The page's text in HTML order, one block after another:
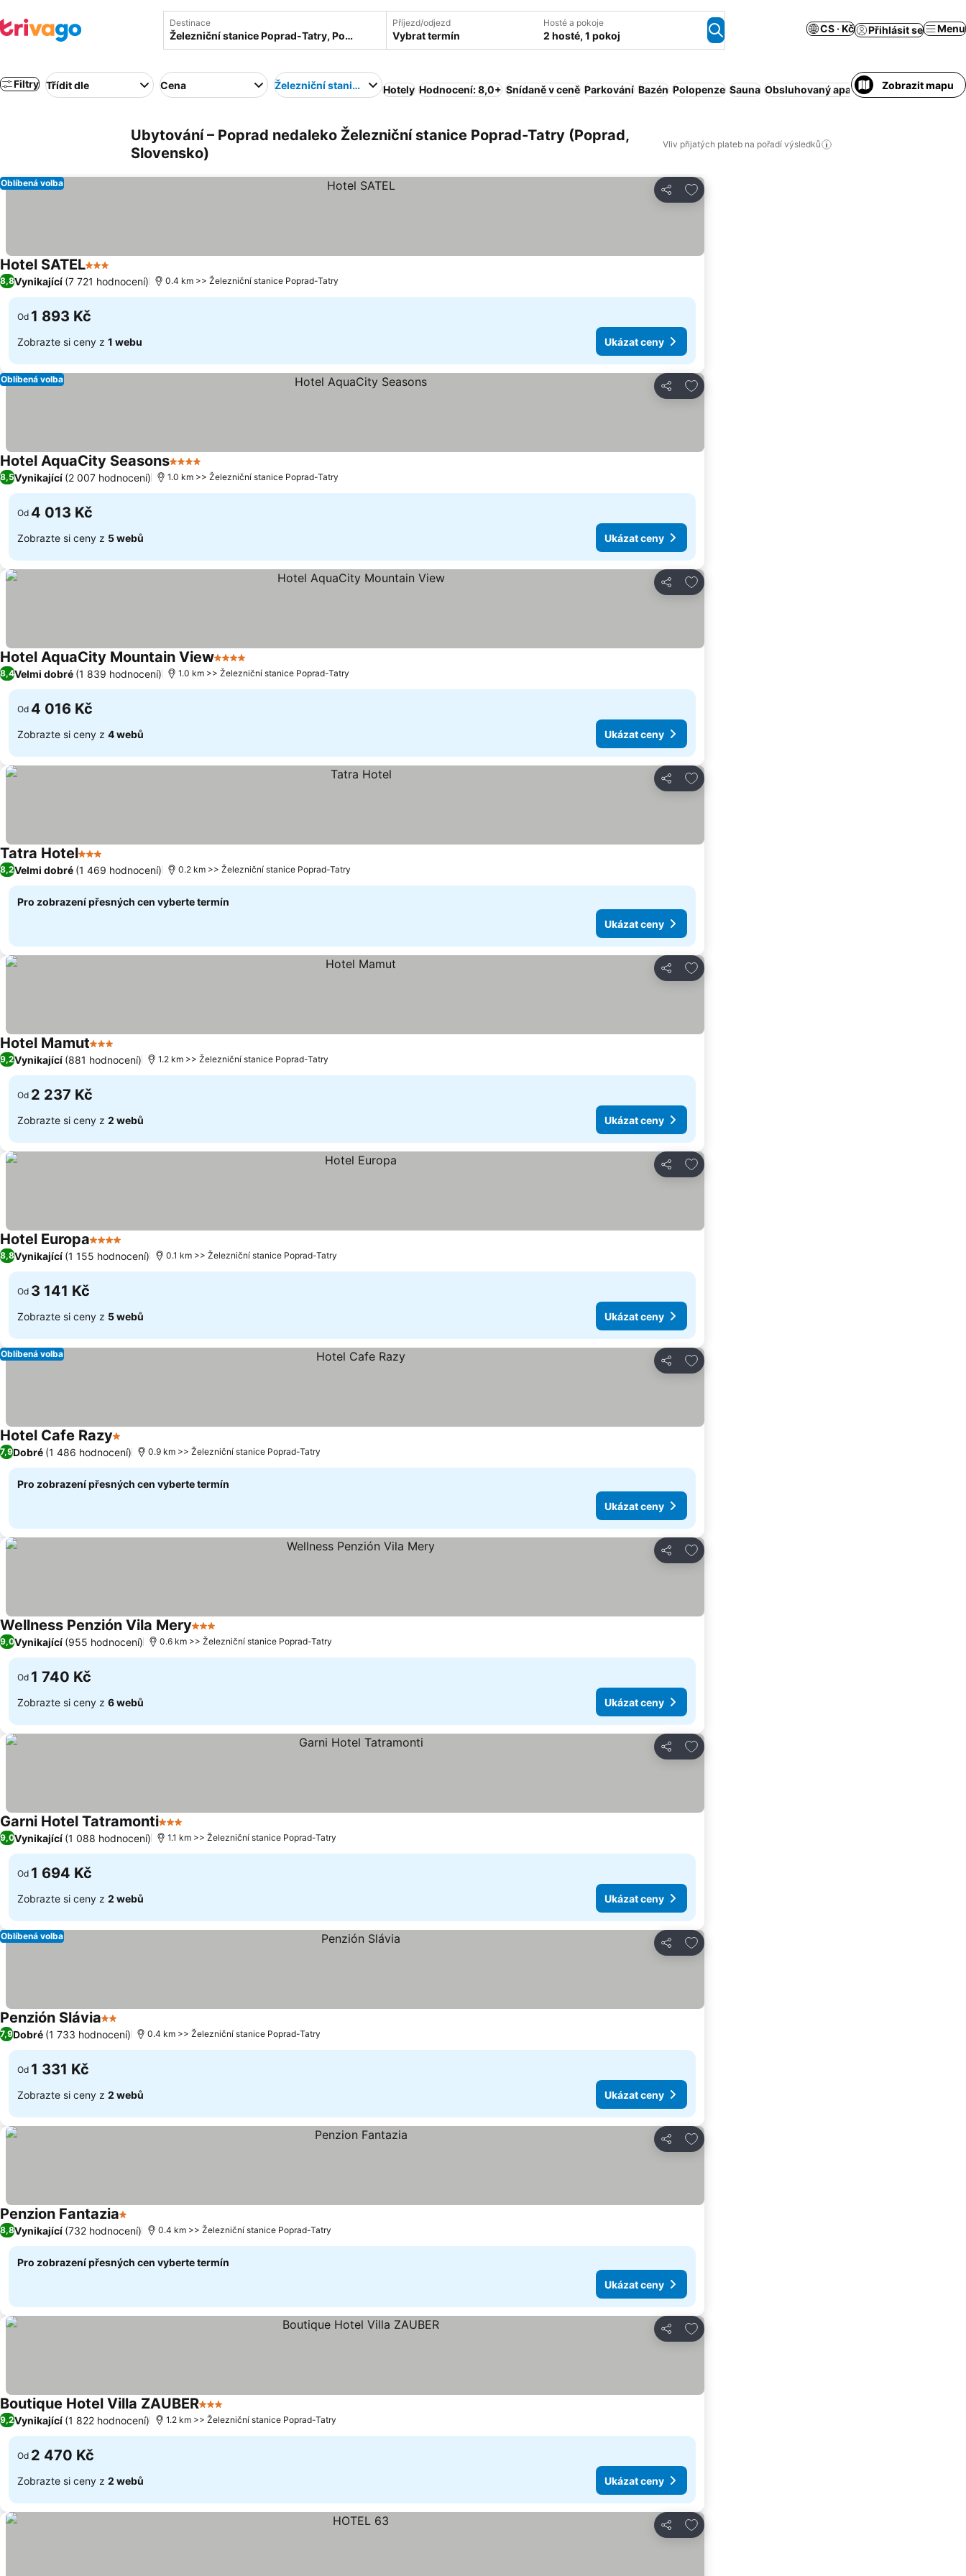
Destinace Příjezd/odjezd
Vybrat termín
Hosté a pokoje
2 hosté, 1 pokoj
CS · Kč Přihlásit se Menu
Filtry Třídit dle Cena Železniční stanice Poprad-Tatry
Hotely Hodnocení: 8,0+ Snídaně v ceně Parkování Bazén Polopenze Sauna Obsluhovaný apartmán Klimatizace
Zobrazit mapu
Ubytování – Poprad nedaleko Železniční stanice Poprad-Tatry (Poprad,
Slovensko)
Vliv přijatých plateb na pořadí výsledků
Sdílet
Přidat na seznam oblíbených hotelů
Oblíbená volba
Hotel SATEL3 Počet hvězdiček
8,8Vynikající (7 721 hodnocení) 0.4 km >> Železniční stanice Poprad-Tatry
Od 1 893 Kč
Zobrazte si ceny z 1 webu Ukázat ceny
Sdílet
Přidat na seznam oblíbených hotelů
Oblíbená volba
Hotel AquaCity Seasons4 Počet hvězdiček
8,5Vynikající (2 007 hodnocení) 1.0 km >> Železniční stanice Poprad-Tatry
Od 4 013 Kč
Zobrazte si ceny z 5 webů Ukázat ceny
Sdílet
Přidat na seznam oblíbených hotelů
Hotel AquaCity Mountain View4 Počet hvězdiček
8,4Velmi dobré (1 839 hodnocení) 1.0 km >> Železniční stanice Poprad-Tatry
Od 4 016 Kč
Zobrazte si ceny z 4 webů Ukázat ceny
Sdílet
Přidat na seznam oblíbených hotelů
Tatra Hotel3 Počet hvězdiček
8,2Velmi dobré (1 469 hodnocení) 0.2 km >> Železniční stanice Poprad-Tatry
Pro zobrazení přesných cen vyberte termín
Ukázat ceny
Sdílet
Přidat na seznam oblíbených hotelů
Hotel Mamut3 Počet hvězdiček
9,2Vynikající (881 hodnocení) 1.2 km >> Železniční stanice Poprad-Tatry
Od 2 237 Kč
Zobrazte si ceny z 2 webů Ukázat ceny
Sdílet
Přidat na seznam oblíbených hotelů
Hotel Europa4 Počet hvězdiček
8,8Vynikající (1 155 hodnocení) 0.1 km >> Železniční stanice Poprad-Tatry
Od 3 141 Kč
Zobrazte si ceny z 5 webů Ukázat ceny
Sdílet
Přidat na seznam oblíbených hotelů
Oblíbená volba
Hotel Cafe Razy1 Počet hvězdiček
7,9Dobré (1 486 hodnocení) 0.9 km >> Železniční stanice Poprad-Tatry
Pro zobrazení přesných cen vyberte termín
Ukázat ceny
Sdílet
Přidat na seznam oblíbených hotelů
Wellness Penzión Vila Mery3 Počet hvězdiček
9,0Vynikající (955 hodnocení) 0.6 km >> Železniční stanice Poprad-Tatry
Od 1 740 Kč
Zobrazte si ceny z 6 webů Ukázat ceny
Sdílet
Přidat na seznam oblíbených hotelů
Garni Hotel Tatramonti3 Počet hvězdiček
9,0Vynikající (1 088 hodnocení) 1.1 km >> Železniční stanice Poprad-Tatry
Od 1 694 Kč
Zobrazte si ceny z 2 webů Ukázat ceny
Sdílet
Přidat na seznam oblíbených hotelů
Oblíbená volba
Penzión Slávia2 Počet hvězdiček
7,9Dobré (1 733 hodnocení) 0.4 km >> Železniční stanice Poprad-Tatry
Od 1 331 Kč
Zobrazte si ceny z 2 webů Ukázat ceny
Sdílet
Přidat na seznam oblíbených hotelů
Penzion Fantazia1 Počet hvězdiček
8,8Vynikající (732 hodnocení) 0.4 km >> Železniční stanice Poprad-Tatry
Pro zobrazení přesných cen vyberte termín
Ukázat ceny
Sdílet
Přidat na seznam oblíbených hotelů
Boutique Hotel Villa ZAUBER3 Počet hvězdiček
9,2Vynikající (1 822 hodnocení) 1.2 km >> Železniční stanice Poprad-Tatry
Od 2 470 Kč
Zobrazte si ceny z 2 webů Ukázat ceny
Sdílet
Přidat na seznam oblíbených hotelů